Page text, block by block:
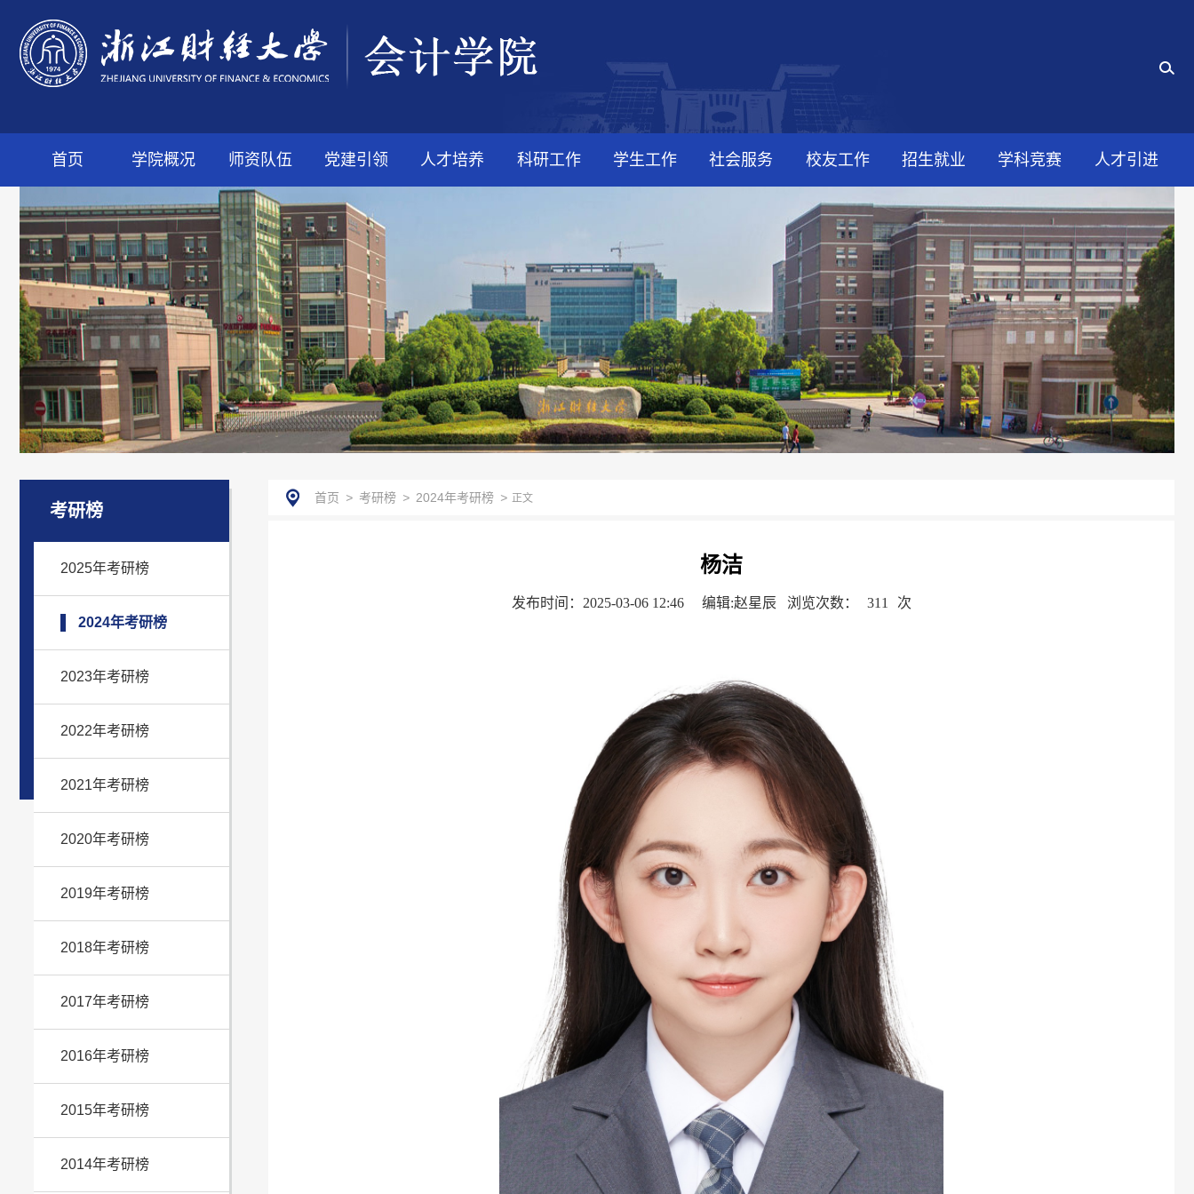
首页 学院概况 师资队伍 党建引领 人才培养 科研工作 学生工作 社会服务 校友工作 招生就业 学科竞赛 人才引进
考研榜
2025年考研榜
2024年考研榜
2023年考研榜
2022年考研榜
2021年考研榜
2020年考研榜
2019年考研榜
2018年考研榜
2017年考研榜
2016年考研榜
2015年考研榜
2014年考研榜
首页 > 考研榜 > 2024年考研榜 > 正文
杨洁
发布时间：2025-03-06 12:46 编辑:赵星辰 浏览次数： 311 次